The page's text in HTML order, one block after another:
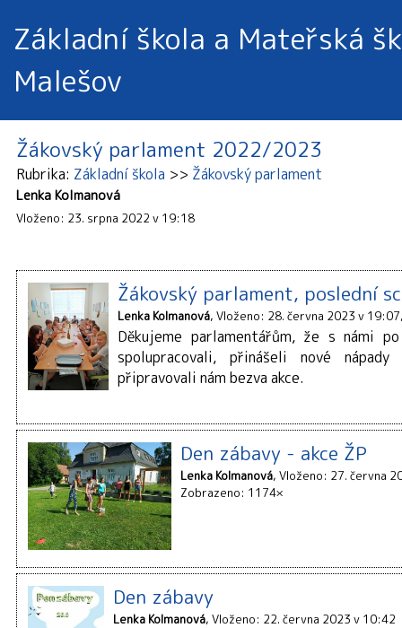
Základní škola a Mateřská
Malešov
Žákovský parlament 2022/2023
Rubrika Základní škola Žákovský parlament
Lenka Kolmanová
Vloženo: 23. srpna 2022 v 19:18
Žákovský parlament, poslední
Lenka Kolmanová Vloženo: 28. června 2023 v 19:07
Děkujeme parlamentářům, že s námi
spolupracovali, přinášeli nové
připravovali nám bezva akce.
Den zábavy - akce ŽP
Lenka Kolmanová Vloženo: 27. června
Zobrazeno: 1174×
Den zábavy
Lenka Kolmanová Vloženo: 22. června 2023 v 10:42